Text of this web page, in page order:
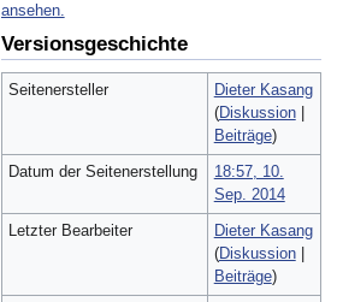
ansehen.
Versionsgeschichte
Seitenersteller
Dieter Kasang
(Diskussion|
Beiträge)
Datum der Seitenerstellung
18:57, 10.
Sep. 2014
Letzter Bearbeiter
Dieter Kasang
(Diskussion|
Beiträge)